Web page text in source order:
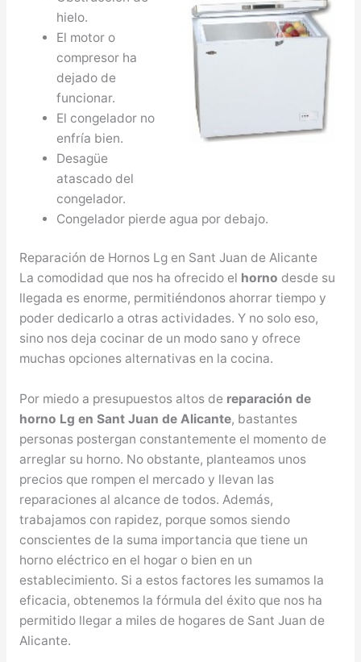
hielo.
El motor o
compresor ha
dejado de
funcionar.
El congelador no
enfría bien.
Desagüe
atascado del
congelador.
Congelador pierde agua por debajo.
Reparación de Hornos Lg en Sant Juan de Alicante
La comodidad que nos ha ofrecido el horno desde su
llegada es enorme, permitiéndonos ahorrar tiempo y
poder dedicarlo a otras actividades. Y no solo eso,
sino nos deja cocinar de un modo sano y ofrece
muchas opciones alternativas en la cocina.
Por miedo a presupuestos altos de reparación de
horno Lg en Sant Juan de Alicante, bastantes
personas postergan constantemente el momento de
arreglar su horno. No obstante, planteamos unos
precios que rompen el mercado y llevan las
reparaciones al alcance de todos. Además,
trabajamos con rapidez, porque somos siendo
conscientes de la suma importancia que tiene un
horno eléctrico en el hogar o bien en un
establecimiento. Si a estos factores les sumamos la
eficacia, obtenemos la fórmula del éxito que nos ha
permitido llegar a miles de hogares de Sant Juan de
Alicante.